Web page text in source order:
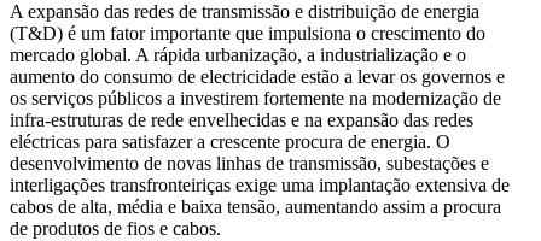
A expansão das redes de transmissão e distribuição de energia
(T&D) é um fator importante que impulsiona o crescimento do
mercado global. A rápida urbanização, a industrialização e o
aumento do consumo de electricidade estão a levar os governos e
os serviços públicos a investirem fortemente na modernização de
infra-estruturas de rede envelhecidas e na expansão das redes
eléctricas para satisfazer a crescente procura de energia. O
desenvolvimento de novas linhas de transmissão, subestações e
interligações transfronteiriças exige uma implantação extensiva de
cabos de alta, média e baixa tensão, aumentando assim a procura
de produtos de fios e cabos.